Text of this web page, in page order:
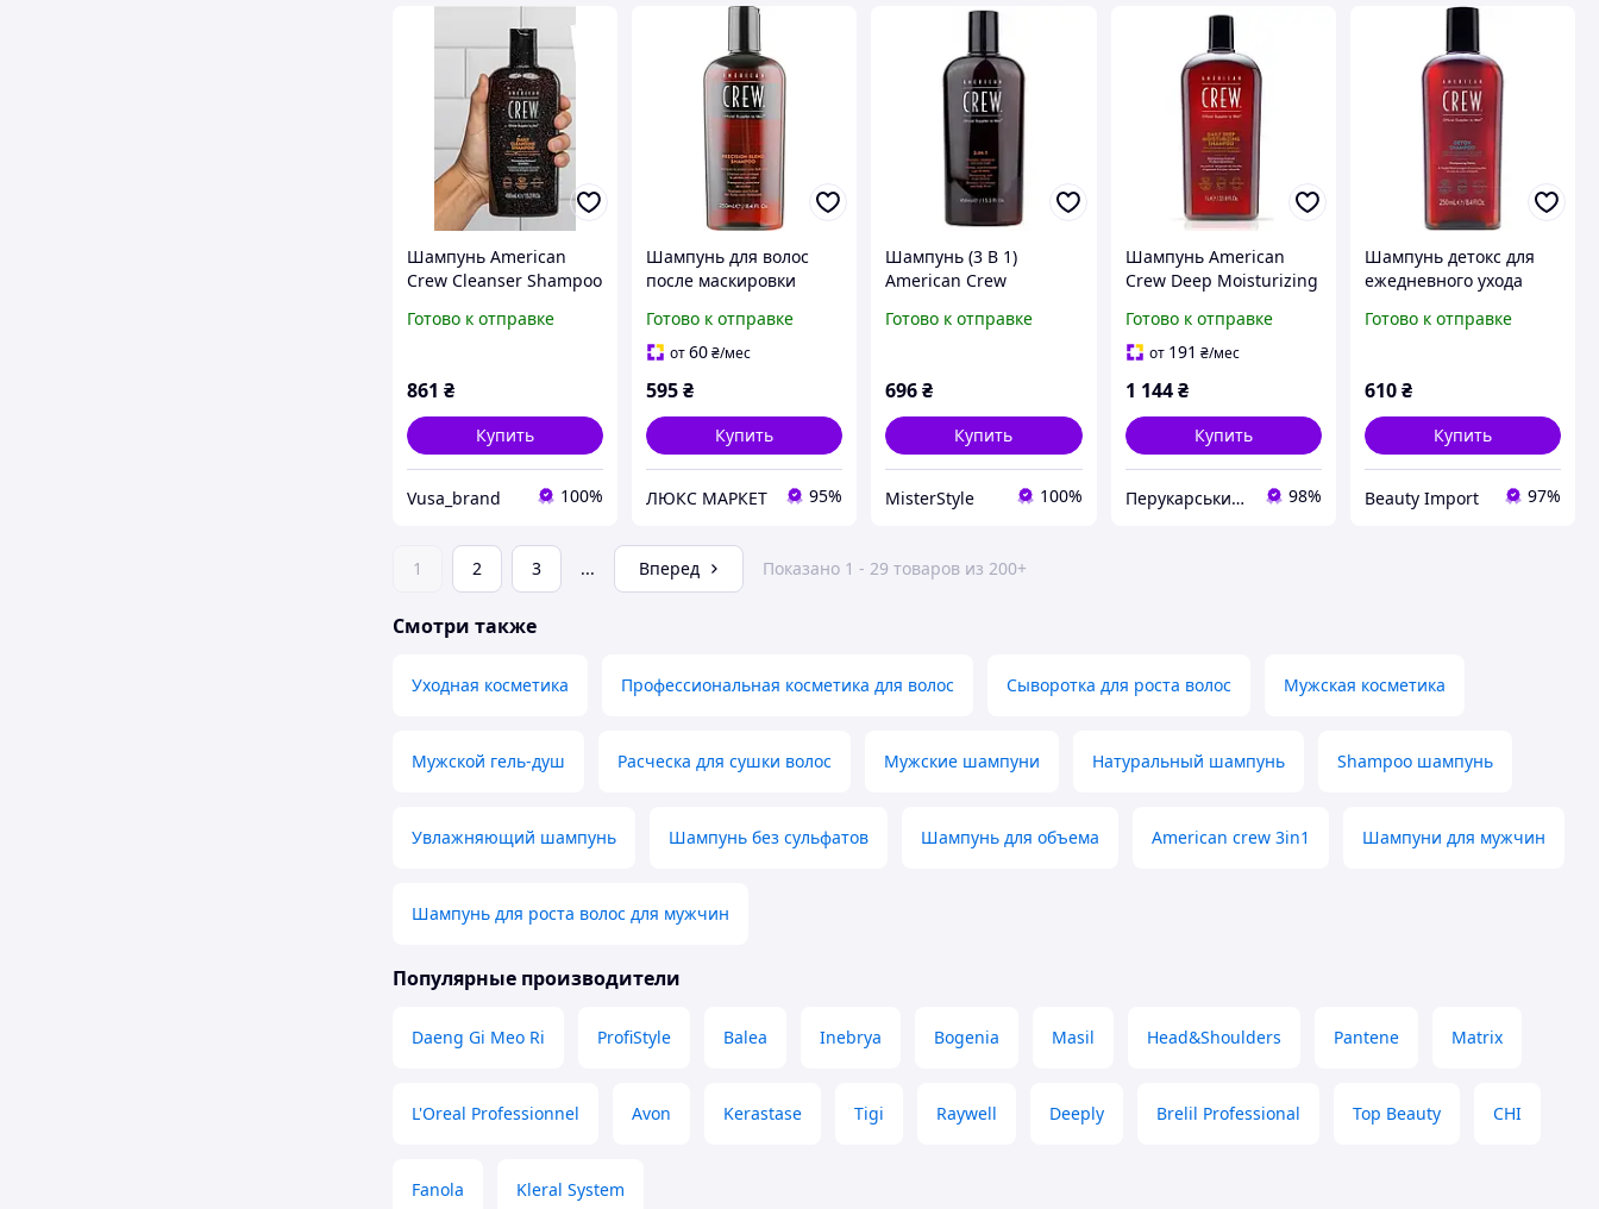
Шампунь American
Crew Cleanser Shampoo
и кожи головы,
косметика,
Готово к отправке
861 ₴
Купить
Vusa_brand 100%
Шампунь для волос
после маскировки
Blend Shampoo 250 мл
Готово к отправке
от60₴/мес
595₴
Купить
ЛЮКС МАРКЕТ 95%
Шампунь (3 В 1)
American Crew
and Body Wash 450 мл
Готово к отправке
696₴
Купить
MisterStyle 100%
Шампунь American
Crew Deep Moisturizing
Готово к отправке
от 191 ₴/мес
1 144 ₴
Купить
Перукарський Рай 98%
Шампунь детокс для
ежедневного ухода
Shampoo 250 мл
Готово к отправке
610₴
Купить
Beauty Import 97%
1 2 3 ... Вперед Показано 1 - 29 товаров из 200+
Смотри также
Уходная косметика Профессиональная косметика для волос Сыворотка для роста волос Мужская косметика
Мужской гель-душ Расческа для сушки волос Мужские шампуни Натуральный шампунь Shampoo шампунь
Увлажняющий шампунь Шампунь без сульфатов Шампунь для объема American crew 3in1 Шампуни для мужчин
Шампунь для роста волос для мужчин
Популярные производители
Daeng Gi Meo Ri ProfiStyle Balea Inebrya Bogenia Masil Head&Shoulders Pantene Matrix
L'Oreal Professionnel Avon Kerastase Tigi Raywell Deeply Brelil Professional Top Beauty CHI
Fanola Kleral System